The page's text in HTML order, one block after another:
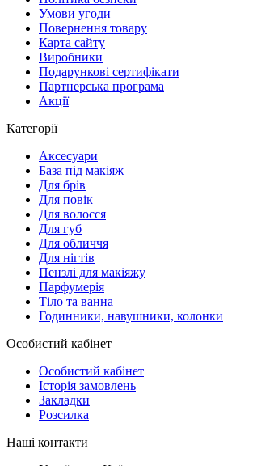
Умови угоди
Повернення товару
Карта сайту
Виробники
Подарункові сертифікати
Партнерська програма
Акції
Категорії
Аксесуари
База під макіяж
Для брів
Для повік
Для волосся
Для губ
Для обличчя
Для нігтів
Пензлі для макіяжу
Парфумерія
Тіло та ванна
Годинники, навушники, колонки
Особистий кабінет
Особистий кабінет
Історія замовлень
Закладки
Розсилка
Наші контакти